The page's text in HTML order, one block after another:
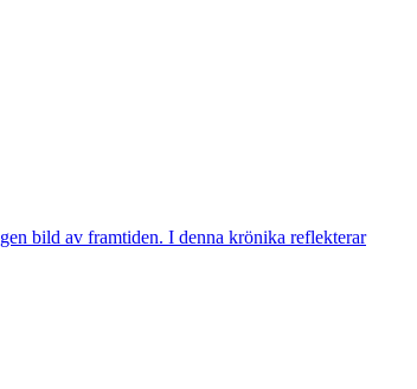
bild av framtiden. I denna krönika reflekterar